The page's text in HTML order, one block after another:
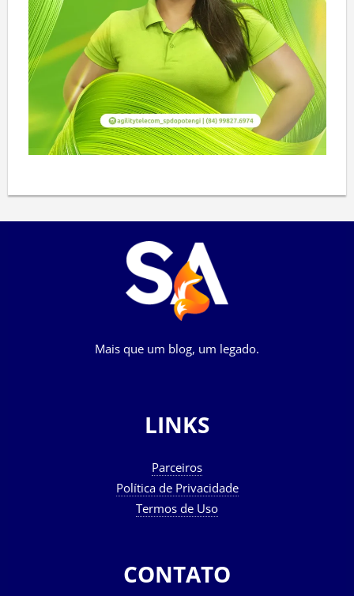
Mais que um blog, um legado.
LINKS
Parceiros
Política de Privacidade
Termos de Uso
CONTATO